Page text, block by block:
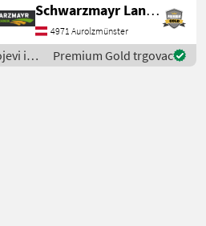
s reznom jedinicom
s 26 noževa - s
upravljanjem
- s
Schwarzmayr Landtechnik GmbH - Aurolzmünster
4971 Aurolzmünster
i
za
Premium Gold trgovac